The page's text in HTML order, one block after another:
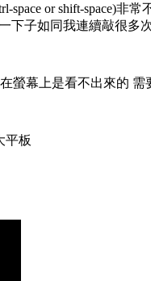
or shift-space)非
下子如同我連續敲很
螢幕上是看不出來的
平板